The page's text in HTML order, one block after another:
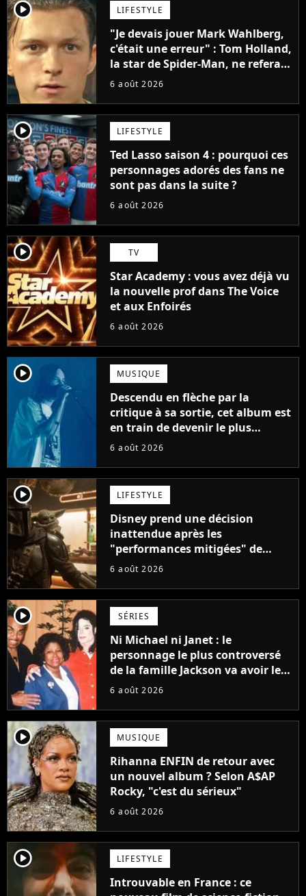
player2 LIFESTYLE
"Je devais jouer Mark Wahlberg,
c'était une erreur" : Tom Holland,
la star de Spider-Man, ne referait
pas ce blockbuster
6 août 2026
player2 LIFESTYLE
Ted Lasso saison 4 : pourquoi ces
personnages adorés des fans ne
sont pas dans la suite ?
6 août 2026
player2 TV
Star Academy : vous avez déjà vu
la nouvelle prof dans The Voice
et aux Enfoirés
6 août 2026
player2 MUSIQUE
Descendu en flèche par la
critique à sa sortie, cet album est
en train de devenir le plus
populaire de son auteur
6 août 2026
player2 LIFESTYLE
Disney prend une décision
inattendue après les
"performances mitigées" de
Vaiana et The Mandalorian &
6 août 2026
player2 SÉRIES
Ni Michael ni Janet : le
personnage le plus controversé
de la famille Jackson va avoir le
droit à sa propre série
6 août 2026
player2 MUSIQUE
Rihanna ENFIN de retour avec
un nouvel album ? Selon A$AP
Rocky, "c'est du sérieux"
6 août 2026
player2 LIFESTYLE
Introuvable en France : ce